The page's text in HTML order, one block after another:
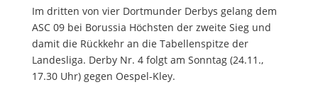
Im dritten von vier Dortmunder Derbys gelang dem
ASC 09 bei Borussia Höchsten der zweite Sieg und
damit die Rückkehr an die Tabellenspitze der
Landesliga. Derby Nr. 4 folgt am Sonntag (24.11.,
17.30 Uhr) gegen Oespel-Kley.